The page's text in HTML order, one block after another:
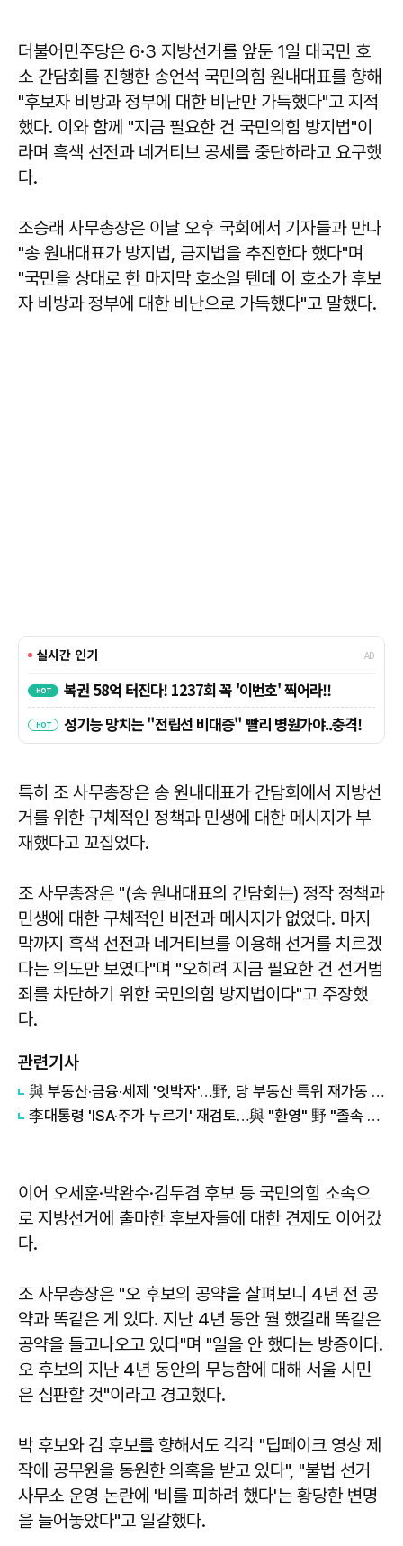
더불어민주당은 6·3 지방선거를 앞둔 1일 대국민 호
소 간담회를 진행한 송언석 국민의힘 원내대표를 향해
"후보자 비방과 정부에 대한 비난만 가득했다"고 지적
했다. 이와 함께 "지금 필요한 건 국민의힘 방지법"이
라며 흑색 선전과 네거티브 공세를 중단하라고 요구했
다.
조승래 사무총장은 이날 오후 국회에서 기자들과 만나
"송 원내대표가 방지법, 금지법을 추진한다 했다"며
"국민을 상대로 한 마지막 호소일 텐데 이 호소가 후보
자 비방과 정부에 대한 비난으로 가득했다"고 말했다.
특히 조 사무총장은 송 원내대표가 간담회에서 지방선
거를 위한 구체적인 정책과 민생에 대한 메시지가 부
재했다고 꼬집었다.
조 사무총장은 "(송 원내대표의 간담회는) 정작 정책과
민생에 대한 구체적인 비전과 메시지가 없었다. 마지
막까지 흑색 선전과 네거티브를 이용해 선거를 치르겠
다는 의도만 보였다"며 "오히려 지금 필요한 건 선거범
죄를 차단하기 위한 국민의힘 방지법이다"고 주장했
다.
관련기사
與 부동산·금융·세제 '엇박자'…野, 당 부동산 특위 재가동 등 '맹공'
李대통령 'ISA·주가 누르기' 재검토…與 "환영" 野 "졸속 국정" 外
이어 오세훈·박완수·김두겸 후보 등 국민의힘 소속으
로 지방선거에 출마한 후보자들에 대한 견제도 이어갔
다.
조 사무총장은 "오 후보의 공약을 살펴보니 4년 전 공
약과 똑같은 게 있다. 지난 4년 동안 뭘 했길래 똑같은
공약을 들고나오고 있다"며 "일을 안 했다는 방증이다.
오 후보의 지난 4년 동안의 무능함에 대해 서울 시민
은 심판할 것"이라고 경고했다.
박 후보와 김 후보를 향해서도 각각 "딥페이크 영상 제
작에 공무원을 동원한 의혹을 받고 있다", "불법 선거
사무소 운영 논란에 '비를 피하려 했다'는 황당한 변명
을 늘어놓았다"고 일갈했다.